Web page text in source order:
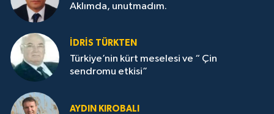
Aklımda, unutmadım.
İDRİS TÜRKTEN
Türkiye’nin kürt meselesi ve “ Çin
sendromu etkisi”
AYDIN KIROBALI